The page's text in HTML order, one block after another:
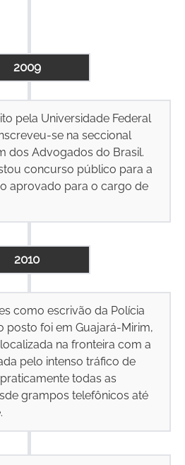
2009
pela Universidade Federal
se na seccional
dos Advogados do Brasil.
concurso público para a
aprovado para o cargo de
2010
como escrivão da Polícia
posto foi em Guajará-Mirim,
na fronteira com a
pelo intenso tráfico de
todas as
grampos telefônicos até